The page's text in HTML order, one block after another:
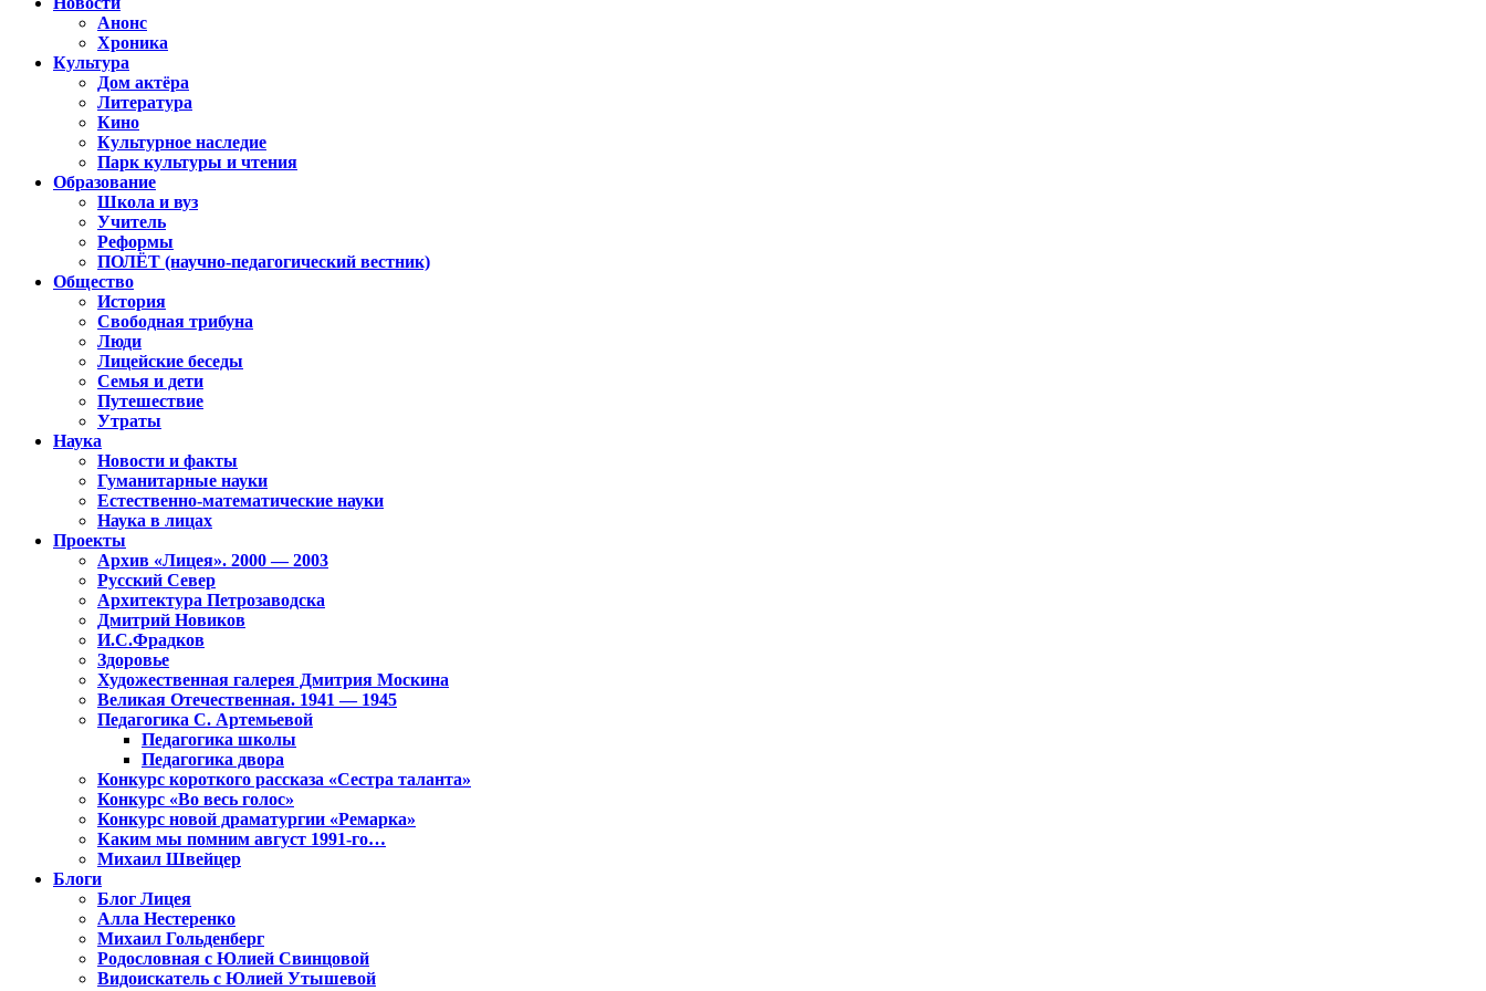
Анонс
Хроника
Культура
Дом актёра
Литература
Кино
Культурное наследие
Парк культуры и чтения
Образование
Школа и вуз
Учитель
Реформы
ПОЛЁТ (научно-педагогический вестник)
Общество
История
Свободная трибуна
Люди
Лицейские беседы
Семья и дети
Путешествие
Утраты
Наука
Новости и факты
Гуманитарные науки
Естественно-математические науки
Наука в лицах
Проекты
Архив «Лицея». 2000 — 2003
Русский Север
Архитектура Петрозаводска
Дмитрий Новиков
И.С.Фрадков
Здоровье
Художественная галерея Дмитрия Москина
Великая Отечественная. 1941 — 1945
Педагогика С. Артемьевой
Педагогика школы
Педагогика двора
Конкурс короткого рассказа «Сестра таланта»
Конкурс «Во весь голос»
Конкурс новой драматургии «Ремарка»
Каким мы помним август 1991-го…
Михаил Швейцер
Блоги
Блог Лицея
Алла Нестеренко
Михаил Гольденберг
Родословная с Юлией Свинцовой
Видоискатель с Юлией Утышевой